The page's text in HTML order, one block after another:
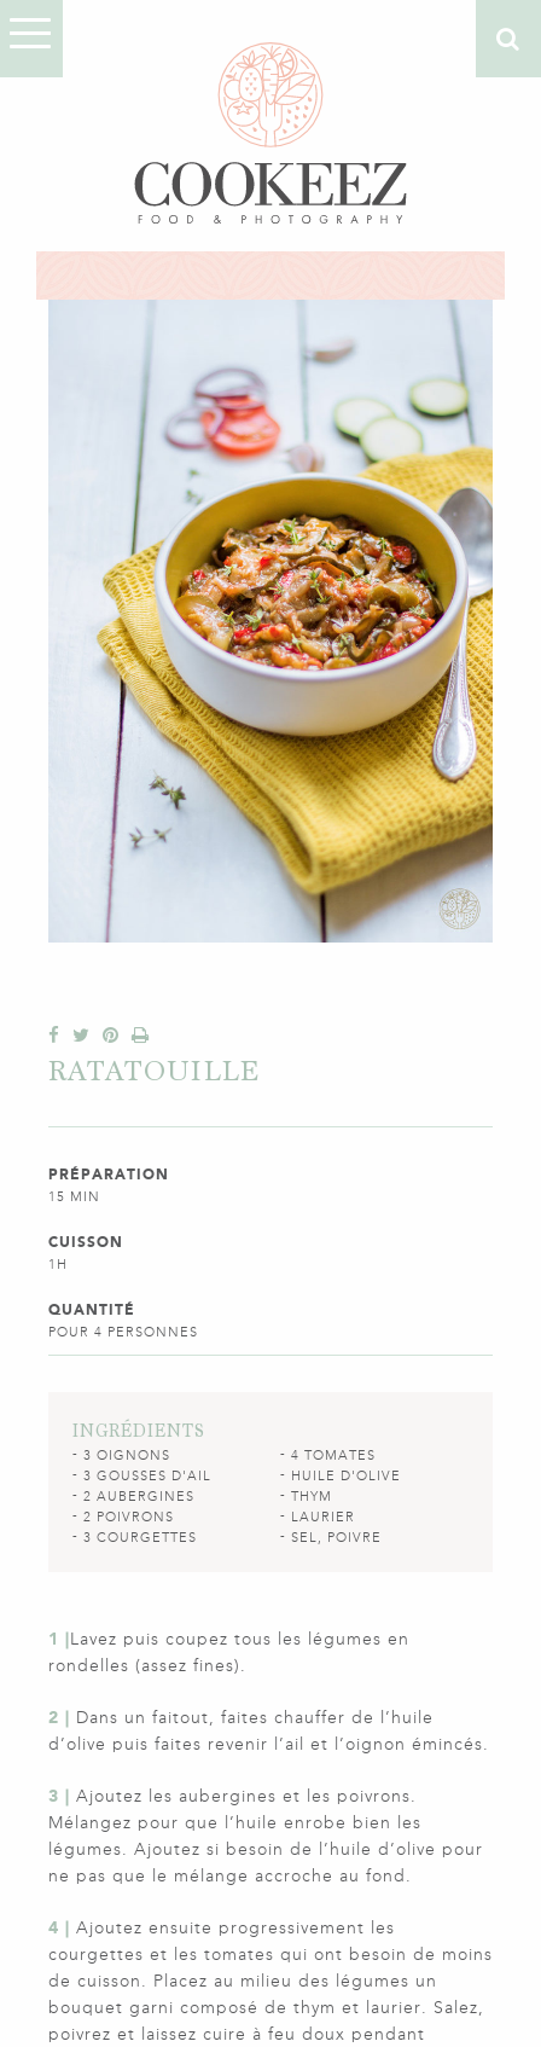
RATATOUILLE
PRÉPARATION
15 MIN
CUISSON
1H
QUANTITÉ
POUR 4 PERSONNES
INGRÉDIENTS
3 OIGNONS
3 GOUSSES D'AIL
2 AUBERGINES
2 POIVRONS
3 COURGETTES
4 TOMATES
HUILE D'OLIVE
THYM
LAURIER
SEL, POIVRE
1 |Lavez puis coupez tous les légumes en
rondelles (assez fines).
2 | Dans un faitout, faites chauffer de l’huile
d’olive puis faites revenir l’ail et l’oignon émincés.
3 | Ajoutez les aubergines et les poivrons.
Mélangez pour que l’huile enrobe bien les
légumes. Ajoutez si besoin de l’huile d’olive pour
ne pas que le mélange accroche au fond.
4 | Ajoutez ensuite progressivement les
courgettes et les tomates qui ont besoin de moins
de cuisson. Placez au milieu des légumes un
bouquet garni composé de thym et laurier. Salez,
poivrez et laissez cuire à feu doux pendant